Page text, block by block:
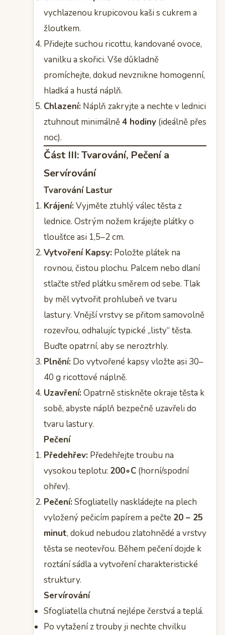
vychlazenou krupicovou kaši s cukrem a
žloutkem.
Přidejte suchou ricottu, kandované ovoce,
vanilku a skořici. Vše důkladně
promíchejte, dokud nevznikne homogenní,
hladká a hustá náplň.
Chlazení: Náplň zakryjte a nechte v lednici
ztuhnout minimálně4 hodiny (ideálně přes
noc).
Část III: Tvarování, Pečení a
Servírování
Tvarování Lastur
Krájení:Vyjměte ztuhlý válec těsta z
lednice. Ostrým nožem krájejte plátky o
tloušťce asi 1,5–2 cm.
Vytvoření Kapsy: Položte plátek na
rovnou, čistou plochu. Palcem nebo dlaní
stlačte střed plátku směrem od sebe. Tlak
by měl vytvořit prohlubeň ve tvaru
lastury. Vnější vrstvy se přitom samovolně
rozevřou, odhalujíc typické „listy“ těsta.
Buďte opatrní, aby se neroztrhly.
Plnění: Do vytvořené kapsy vložte asi 30–
40 g ricottové náplně.
Uzavření:Opatrně stiskněte okraje těsta k
sobě, abyste náplň bezpečně uzavřeli do
tvaru lastury.
Pečení
Předehřev: Předehřejte troubu na
vysokou teplotu: 200∘C (horní/spodní
ohřev).
Pečení:Sfogliatelly naskládejte na plech
vyložený pečicím papírem a pečte 20 – 25
minut, dokud nebudou zlatohnědé a vrstvy
těsta se neotevřou. Během pečení dojde k
roztání sádla a vytvoření charakteristické
struktury.
Servírování
Sfogliatella chutná nejlépe čerstvá a teplá.
Po vytažení z trouby ji nechte chvilku